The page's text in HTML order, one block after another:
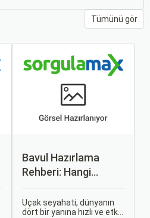
Tümünü gör
Bavul Hazırlama
Rehberi: Hangi
Alınmalı?
Uçak seyahati, dünyanın
dört bir yanına hızlı ve etkili